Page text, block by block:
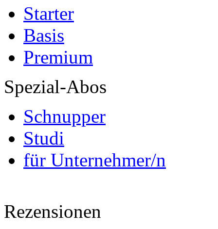
Starter
Basis
Premium
Spezial-Abos
Schnupper
Studi
für Unternehmer/n
Rezensionen